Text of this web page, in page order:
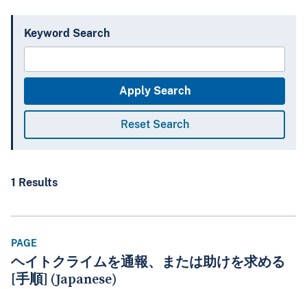
Keyword Search
1 Results
PAGE
ヘイトクライムを通報、または助けを求める
[手順] (Japanese)